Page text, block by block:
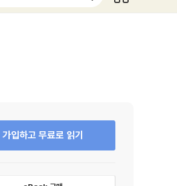
가입하고 무료로 읽기